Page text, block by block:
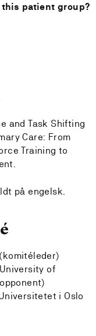
patient group?
and Task Shifting
Care: From
Training to
på engelsk.
of
i Oslo